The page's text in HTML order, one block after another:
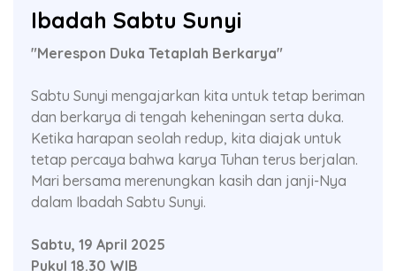
Ibadah Sabtu Sunyi
"Merespon Duka Tetaplah Berkarya"
Sabtu Sunyi mengajarkan kita untuk tetap beriman
dan berkarya di tengah keheningan serta duka.
Ketika harapan seolah redup, kita diajak untuk
tetap percaya bahwa karya Tuhan terus berjalan.
Mari bersama merenungkan kasih dan janji-Nya
dalam Ibadah Sabtu Sunyi.
Sabtu, 19 April 2025
Pukul 18.30 WIB